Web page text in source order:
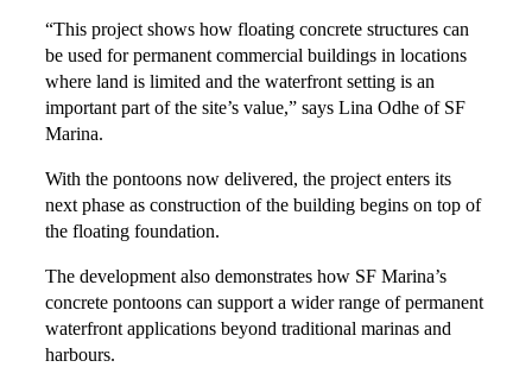
“This project shows how floating concrete structures can
be used for permanent commercial buildings in locations
where land is limited and the waterfront setting is an
important part of the site’s value,” says Lina Odhe of SF
Marina.
With the pontoons now delivered, the project enters its
next phase as construction of the building begins on top of
the floating foundation.
The development also demonstrates how SF Marina’s
concrete pontoons can support a wider range of permanent
waterfront applications beyond traditional marinas and
harbours.